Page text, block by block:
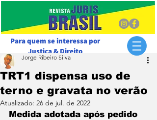
Para quem se interessa por
Justiça & Direito
TRT1 dispensa uso de
terno e gravata no verão
Jorge Ribeiro Silva
Atualizado: 26 de jul. de 2022
Medida adotada após pedido